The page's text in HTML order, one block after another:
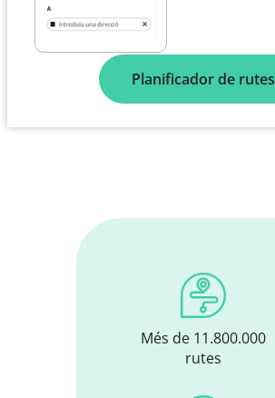
Planificador de rutes
Més de 11.800.000
rutes